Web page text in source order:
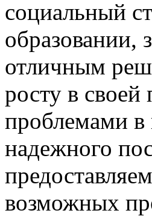
социальный
образовании,
отличным
росту в своей
проблемами в
надежного
возможных